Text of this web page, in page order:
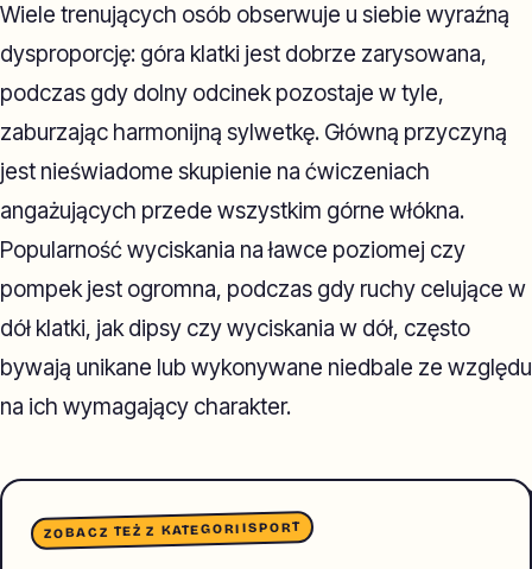
Wiele trenujących osób obserwuje u siebie wyraźną
dysproporcję: góra klatki jest dobrze zarysowana,
podczas gdy dolny odcinek pozostaje w tyle,
zaburzając harmonijną sylwetkę. Główną przyczyną
jest nieświadome skupienie na ćwiczeniach
angażujących przede wszystkim górne włókna.
Popularność wyciskania na ławce poziomej czy
pompek jest ogromna, podczas gdy ruchy celujące w
dół klatki, jak dipsy czy wyciskania w dół, często
bywają unikane lub wykonywane niedbale ze względu
na ich wymagający charakter.
ZOBACZ TEŻ Z KATEGORIISPORT